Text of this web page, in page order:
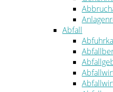
Abfall